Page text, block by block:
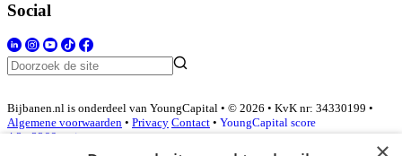
Social
Bijbanen.nl is onderdeel van YoungCapital • © 2026 • KvK nr: 34330199 •
Algemene voorwaarden • Privacy Contact • YoungCapital score
4.3 - 3366 reviews